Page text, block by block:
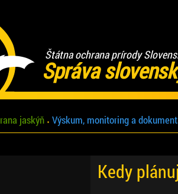
Štátna ochrana prírody
Správa
jaskýň Výskum, monitoring a
Kedy